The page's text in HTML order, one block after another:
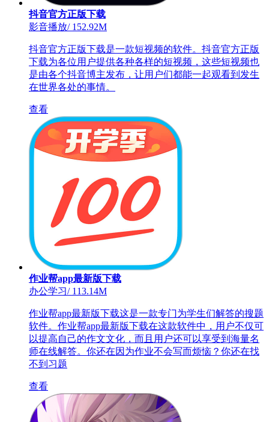
抖音官方正版下载
影音播放/152.92M
抖音官方正版下载是一款短视频的软件。抖音官方正版
下载为各位用户提供各种各样的短视频，这些短视频也
是由各个抖音博主发布，让用户们都能一起观看到发生
在世界各处的事情。
查看
作业帮app最新版下载
办公学习/113.14M
作业帮app最新版下载这是一款专门为学生们解答的搜题
软件。作业帮app最新版下载在这款软件中，用户不仅可
以提高自己的作文文化，而且用户还可以享受到海量名
师在线解答。你还在因为作业不会写而烦恼？你还在找
不到习题
查看